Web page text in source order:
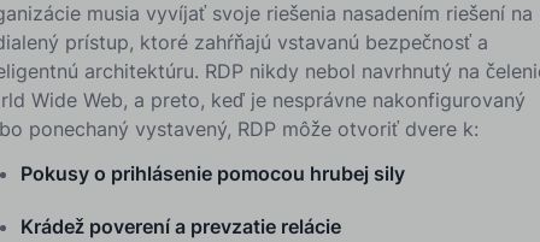
musia vyvíjať svoje riešenia nasadením riešení na
prístup, ktoré zahŕňajú vstavanú bezpečnosť a
architektúru. RDP nikdy nebol navrhnutý na
Wide Web, a preto, keď je nesprávne nakonfigurovaný
ponechaný vystavený, RDP môže otvoriť dvere k:
Pokusy o prihlásenie pomocou hrubej sily
Krádež poverení a prevzatie relácie